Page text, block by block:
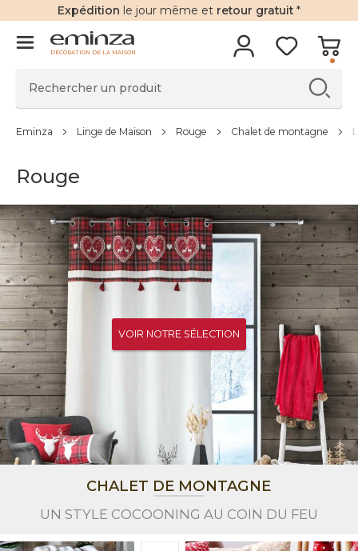
Expédition le jour même et retour gratuit *
DÉCORATION DE LA MAISON
Eminza Linge de Maison Rouge Chalet de montagne
Rouge
VOIR NOTRE SÉLECTION
CHALET DE MONTAGNE
UN STYLE COCOONING AU COIN DU FEU